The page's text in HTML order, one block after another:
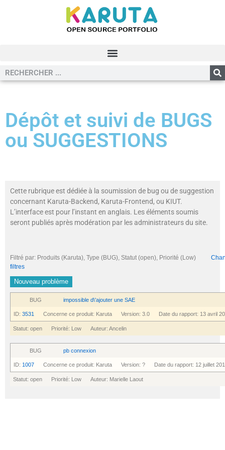
Dépôt et suivi de BUGS
ou SUGGESTIONS
Cette rubrique est dédiée à la soumission de bug ou de suggestion
concernant Karuta-Backend, Karuta-Frontend, ou KIUT.
L’interface est pour l’instant en anglais. Les éléments soumis
seront publiés après modération par les administrateurs du site.
Filtré par: Produits (Karuta), Type (BUG), Statut (open), Priorité (Low)
filtres
Nouveau problème
BUG impossible d\'ajouter une SAE
ID: 3531 Concerne ce produit: Karuta Version: 3.0 Date du rapport: 13 avril
Statut: open Priorité: Low Auteur: Ancelin
BUG pb connexion
ID: 1007 Concerne ce produit: Karuta Version: ? Date du rapport: 12 juillet
Statut: open Priorité: Low Auteur: Marielle Laout